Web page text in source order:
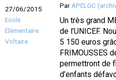
27/06/2015
Ecole
Elémentaire
Voltaire
Par APELGC
Un très grand
de l’UNICEF.
5 150 euros
FRIMOUSSES
permettront de
d’enfants